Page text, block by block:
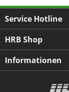
Service Hotline
HRB Shop
Informationen